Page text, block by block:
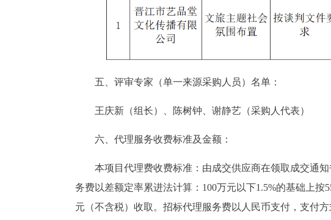
五、评审专家（单一来源采购人员）名单：
王庆新（组长）、陈树钟、谢静艺（采购人代表）
六、代理服务收费标准及金额：
本项目代理费收费标准：由成交供应商在领取成交通
务费以差额定率累进法计算：100万元以下1.5%的基础上
元（不含税）收取。招标代理服务费以人民币支付，支付